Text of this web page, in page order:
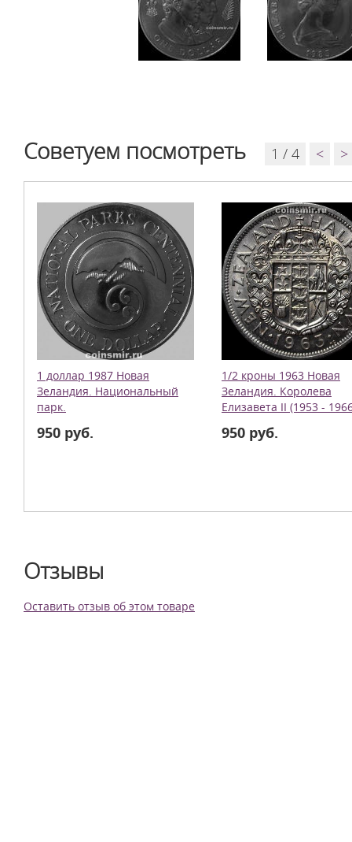
Советуем посмотреть 1 / 4 < >
1 доллар 1987 Новая
Зеландия. Национальный
парк.
950 руб.
1/2 кроны 1963 Новая
Зеландия. Королева
Елизавета II (1953 -
950 руб.
Отзывы
Оставить отзыв об этом товаре